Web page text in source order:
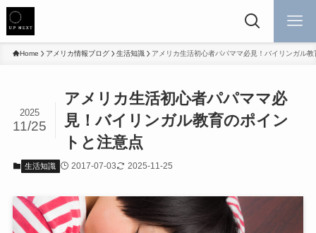
Home アメリカ情報ブログ 生活知識 アメリカ生活初心者パパママ必見！バイリンガル
アメリカ生活初心者パパママ必
見！バイリンガル教育のポイン
トと注意点
2025
11/25
生活知識 2017-07-03 2025-11-25